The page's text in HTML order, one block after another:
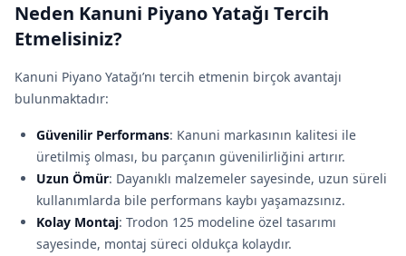
Neden Kanuni Piyano Yatağı Tercih
Etmelisiniz?
Kanuni Piyano Yatağı’nı tercih etmenin birçok avantajı
bulunmaktadır:
Güvenilir Performans: Kanuni markasının kalitesi ile
üretilmiş olması, bu parçanın güvenilirliğini artırır.
Uzun Ömür: Dayanıklı malzemeler sayesinde, uzun süreli
kullanımlarda bile performans kaybı yaşamazsınız.
Kolay Montaj: Trodon 125 modeline özel tasarımı
sayesinde, montaj süreci oldukça kolaydır.